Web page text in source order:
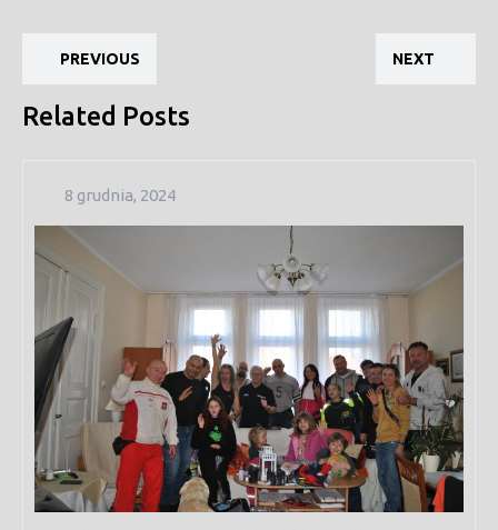
wpisu
PREVIOUS NEXT
Related Posts
8 grudnia, 20248